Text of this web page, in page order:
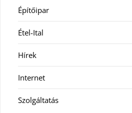
Építőipar
Étel-Ital
Hírek
Internet
Szolgáltatás